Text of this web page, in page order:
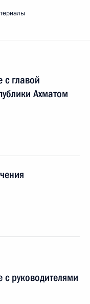
с главой
Ахматом
с руководителями